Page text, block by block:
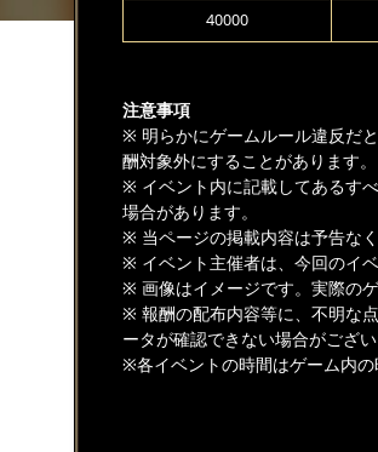
40000
注意事項
※ 明らかにゲームルール違反だ
酬対象外にすることがあります。
※ イベント内に記載してあるす
場合があります。
※ 当ページの掲載内容は予告な
※ イベント主催者は、今回のイ
※ 画像はイメージです。実際の
※ 報酬の配布内容等に、不明な
ータが確認できない場合がござ
※各イベントの時間はゲーム内の